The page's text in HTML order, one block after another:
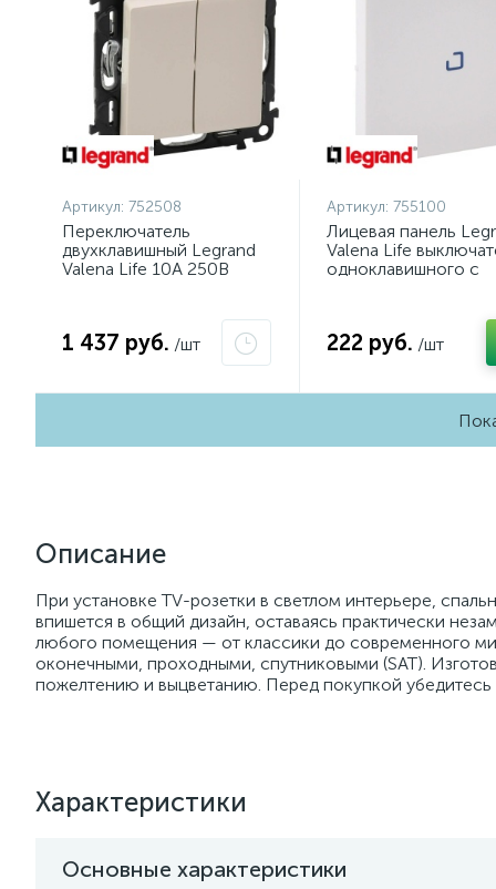
Артикул: 752508
Переключатель
двухклавишный Legrand
Valena Life 10А 250В
1 437 руб. /шт
Артикул: 755100
Лицевая панель
Valena Life
одноклавишного с
222 руб. /шт
Описание
При установке TV-розетки в светлом интерьере,
впишется в общий дизайн, оставаясь практически
любого помещения — от классики до современного
оконечными, проходными, спутниковыми (SAT).
пожелтению и выцветанию. Перед покупкой
Характеристики
Основные характеристики